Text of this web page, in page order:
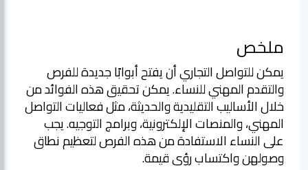
ملخص
يمكن للتواصل التجاري أن يفتح أبوابًا جديدة للفرص
والتقدم المهني للنساء. يمكن تحقيق هذه الفوائد من
خلال الأساليب التقليدية والحديثة، مثل فعاليات التواصل
المهني، والمنصات الإلكترونية، وبرامج التوجيه. يجب
على النساء الاستفادة من هذه الفرص لتعظيم نطاق
وصولهن واكتساب رؤى قيمة.